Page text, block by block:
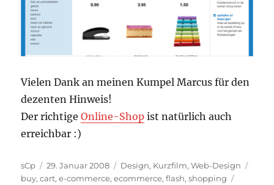
Vielen Dank an meinen Kumpel Marcus für den
dezenten Hinweis!
Der richtigeOnline-Shop ist natürlich auch
erreichbar :)
Autor
sCp
Veröffentlicht
am
29. Januar 2008 Kategorien
Design, Kurzfilm,Web-Design
buy,cart,e-commerce,ecommerce,flash,shopping